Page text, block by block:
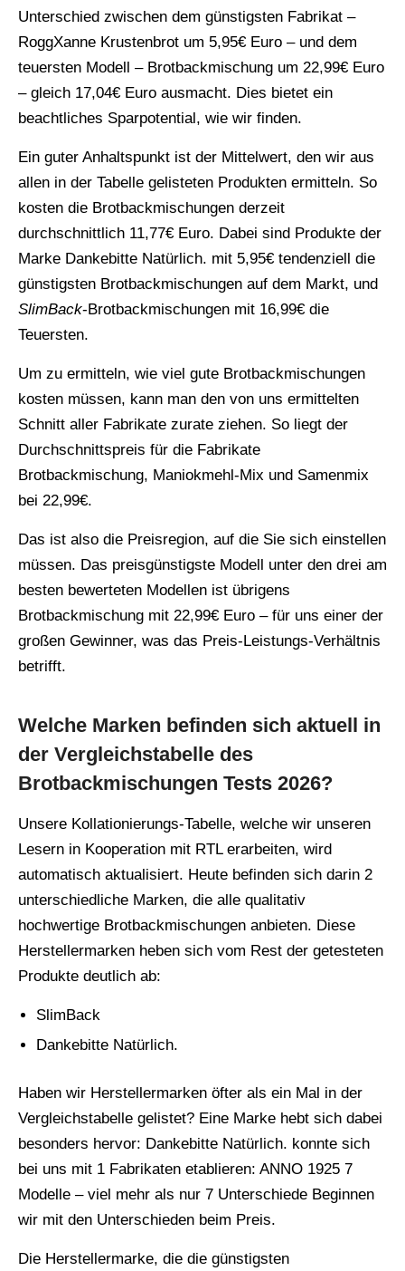
Unterschied zwischen dem günstigsten Fabrikat –
RoggXanne Krustenbrot um 5,95€ Euro – und dem
teuersten Modell – Brotbackmischung um 22,99€ Euro
– gleich 17,04€ Euro ausmacht. Dies bietet ein
beachtliches Sparpotential, wie wir finden.
Ein guter Anhaltspunkt ist der Mittelwert, den wir aus
allen in der Tabelle gelisteten Produkten ermitteln. So
kosten die Brotbackmischungen derzeit
durchschnittlich 11,77€ Euro. Dabei sind Produkte der
Marke Dankebitte Natürlich. mit 5,95€ tendenziell die
günstigsten Brotbackmischungen auf dem Markt, und
SlimBack-Brotbackmischungen mit 16,99€ die
Teuersten.
Um zu ermitteln, wie viel gute Brotbackmischungen
kosten müssen, kann man den von uns ermittelten
Schnitt aller Fabrikate zurate ziehen. So liegt der
Durchschnittspreis für die Fabrikate
Brotbackmischung, Maniokmehl-Mix und Samenmix
bei 22,99€.
Das ist also die Preisregion, auf die Sie sich einstellen
müssen. Das preisgünstigste Modell unter den drei am
besten bewerteten Modellen ist übrigens
Brotbackmischung mit 22,99€ Euro – für uns einer der
großen Gewinner, was das Preis-Leistungs-Verhältnis
betrifft.
Welche Marken befinden sich aktuell in
der Vergleichstabelle des
Brotbackmischungen Tests 2026?
Unsere Kollationierungs-Tabelle, welche wir unseren
Lesern in Kooperation mit RTL erarbeiten, wird
automatisch aktualisiert. Heute befinden sich darin 2
unterschiedliche Marken, die alle qualitativ
hochwertige Brotbackmischungen anbieten. Diese
Herstellermarken heben sich vom Rest der getesteten
Produkte deutlich ab:
SlimBack
Dankebitte Natürlich.
Haben wir Herstellermarken öfter als ein Mal in der
Vergleichstabelle gelistet? Eine Marke hebt sich dabei
besonders hervor: Dankebitte Natürlich. konnte sich
bei uns mit 1 Fabrikaten etablieren: ANNO 1925 7
Modelle – viel mehr als nur 7 Unterschiede Beginnen
wir mit den Unterschieden beim Preis.
Die Herstellermarke, die die günstigsten